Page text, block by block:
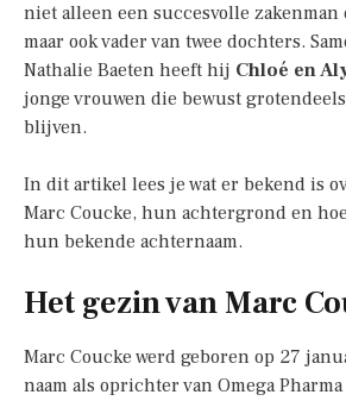
niet alleen een succesvolle
maar ook vader van twee dochters.
Nathalie Baeten heeft hij Chloé en
jonge vrouwen die bewust
blijven.
In dit artikel lees je wat er bekend is
Marc Coucke, hun achtergrond en
hun bekende achternaam.
Het gezin van Marc
Marc Coucke werd geboren op 27
naam als oprichter van Omega